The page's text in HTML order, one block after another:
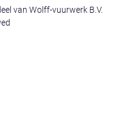
van Wolff-vuurwerk B.V.